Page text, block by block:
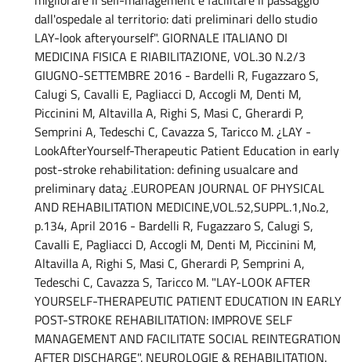
dall'ospedale al territorio: dati preliminari dello studio
LAY-look afteryourself". GIORNALE ITALIANO DI
MEDICINA FISICA E RIABILITAZIONE, VOL.30 N.2/3
GIUGNO-SETTEMBRE 2016 - Bardelli R, Fugazzaro S,
Calugi S, Cavalli E, Pagliacci D, Accogli M, Denti M,
Piccinini M, Altavilla A, Righi S, Masi C, Gherardi P,
Semprini A, Tedeschi C, Cavazza S, Taricco M. ¿LAY -
LookAfterYourself-Therapeutic Patient Education in early
post-stroke rehabilitation: defining usualcare and
preliminary data¿ .EUROPEAN JOURNAL OF PHYSICAL
AND REHABILITATION MEDICINE,VOL.52,SUPPL.1,No.2,
p.134, April 2016 - Bardelli R, Fugazzaro S, Calugi S,
Cavalli E, Pagliacci D, Accogli M, Denti M, Piccinini M,
Altavilla A, Righi S, Masi C, Gherardi P, Semprini A,
Tedeschi C, Cavazza S, Taricco M. "LAY-LOOK AFTER
YOURSELF-THERAPEUTIC PATIENT EDUCATION IN EARLY
POST-STROKE REHABILITATION: IMPROVE SELF
MANAGEMENT AND FACILITATE SOCIAL REINTEGRATION
AFTER DISCHARGE". NEUROLOGIE & REHABILITATION.